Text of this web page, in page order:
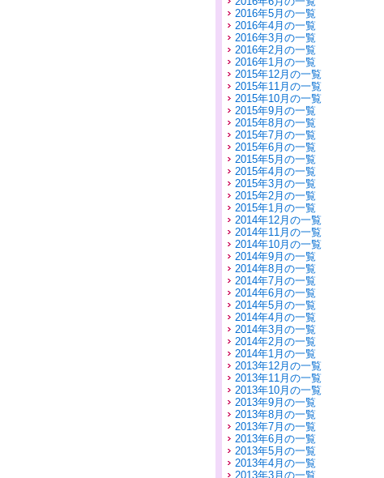
2016年5月の一覧
2016年4月の一覧
2016年3月の一覧
2016年2月の一覧
2016年1月の一覧
2015年12月の一覧
2015年11月の一覧
2015年10月の一覧
2015年9月の一覧
2015年8月の一覧
2015年7月の一覧
2015年6月の一覧
2015年5月の一覧
2015年4月の一覧
2015年3月の一覧
2015年2月の一覧
2015年1月の一覧
2014年12月の一覧
2014年11月の一覧
2014年10月の一覧
2014年9月の一覧
2014年8月の一覧
2014年7月の一覧
2014年6月の一覧
2014年5月の一覧
2014年4月の一覧
2014年3月の一覧
2014年2月の一覧
2014年1月の一覧
2013年12月の一覧
2013年11月の一覧
2013年10月の一覧
2013年9月の一覧
2013年8月の一覧
2013年7月の一覧
2013年6月の一覧
2013年5月の一覧
2013年4月の一覧
2013年3月の一覧